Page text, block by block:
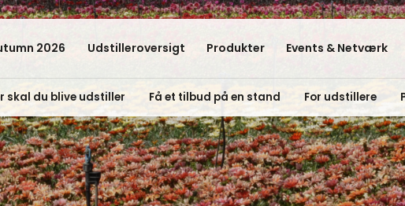
2026 Udstilleroversigt Produkter Events & Netværk
skal du blive udstiller Få et tilbud på en stand For udstillere